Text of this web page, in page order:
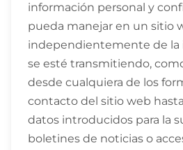
información personal y
pueda manejar en un sitio
independientemente de la
se esté transmitiendo,
desde cualquiera de los
contacto del sitio web
datos introducidos para la
boletines de noticias o